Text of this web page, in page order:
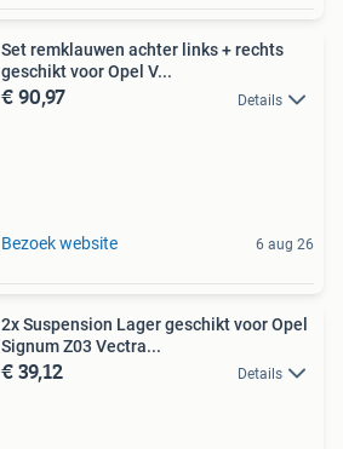
Set remklauwen achter links + rechts
geschikt voor Opel V...
€ 90,97 Details
Bezoek website 6 aug 26
2x Suspension Lager geschikt voor Opel
Signum Z03 Vectra...
€ 39,12 Details